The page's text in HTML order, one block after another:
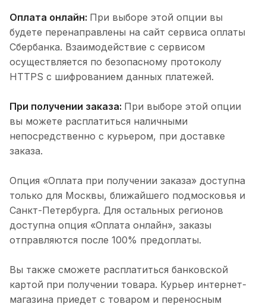
Оплата онлайн: При выборе этой опции вы
будете перенаправлены на сайт сервиса оплаты
Сбербанка. Взаимодействие с сервисом
осуществляется по безопасному протоколу
HTTPS с шифрованием данных платежей.
При получении заказа: При выборе этой опции
вы можете расплатиться наличными
непосредственно с курьером, при доставке
заказа.
Опция «Оплата при получении заказа» доступна
только для Москвы, ближайшего подмосковья и
Санкт-Петербурга. Для остальных регионов
доступна опция «Оплата онлайн», заказы
отправляются после 100% предоплаты.
Вы также сможете расплатиться банковской
картой при получении товара. Курьер интернет-
магазина приедет с товаром и переносным